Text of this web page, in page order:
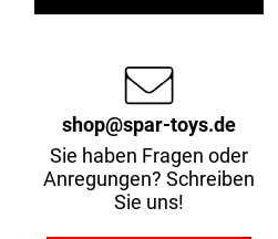
shop@spar-toys.de
Sie haben Fragen oder
Anregungen? Schreiben
Sie uns!